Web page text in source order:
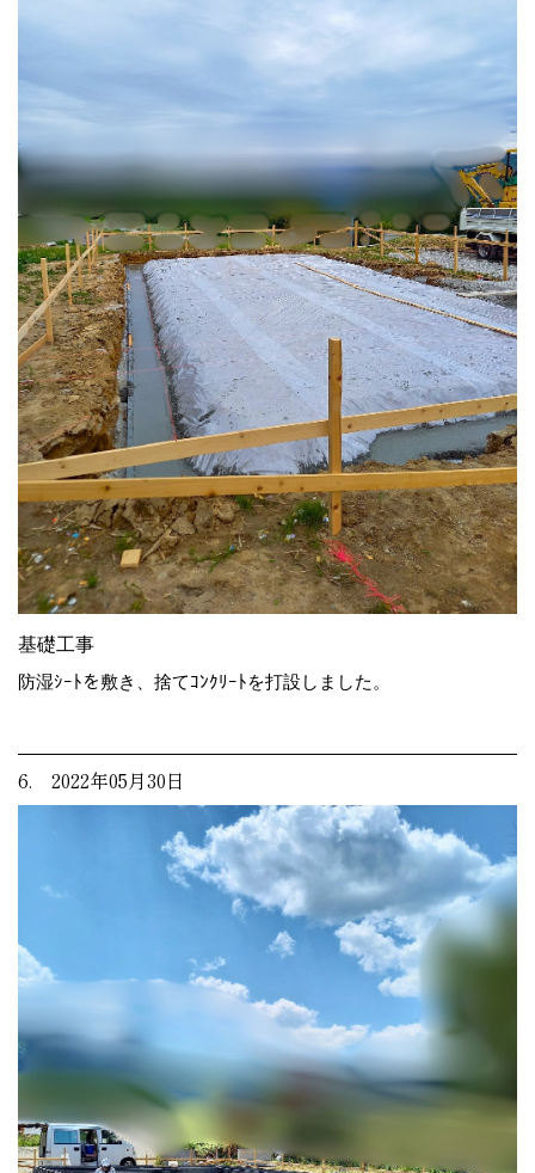
基礎工事
防湿ｼｰﾄを敷き、捨てｺﾝｸﾘｰﾄを打設しました。
6. 2022年05月30日